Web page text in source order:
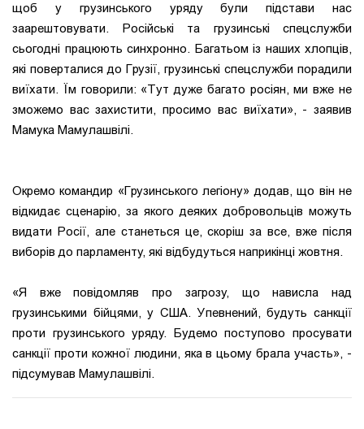
щоб у грузинського уряду були підстави нас
заарештовувати. Російські та грузинські спецслужби
сьогодні працюють синхронно. Багатьом із наших хлопців,
які поверталися до Грузії, грузинські спецслужби порадили
виїхати. Їм говорили: «Тут дуже багато росіян, ми вже не
зможемо вас захистити, просимо вас виїхати», - заявив
Мамука Мамулашвілі.
Окремо командир «Грузинського легіону» додав, що він не
відкидає сценарію, за якого деяких добровольців можуть
видати Росії, але станеться це, скоріш за все, вже після
виборів до парламенту, які відбудуться наприкінці жовтня.
«Я вже повідомляв про загрозу, що нависла над
грузинськими бійцями, у США. Упевнений, будуть санкції
проти грузинського уряду. Будемо поступово просувати
санкції проти кожної людини, яка в цьому брала участь», -
підсумував Мамулашвілі.